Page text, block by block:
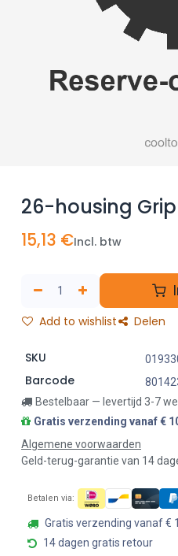
26-housing Grip
15,13 €Incl. btw
Add to wishlist Delen
SKU
Barcode
Bestelbaar — levertijd 3-7
Gratis verzending vanaf €
Algemene voorwaarden
Geld-terug-garantie van 14
Betalen via:
Gratis verzending vanaf €
14 dagen gratis retour